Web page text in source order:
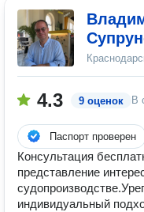
4.3 9 оценок В
Паспорт проверен
Консультация
представление
индивидуальный